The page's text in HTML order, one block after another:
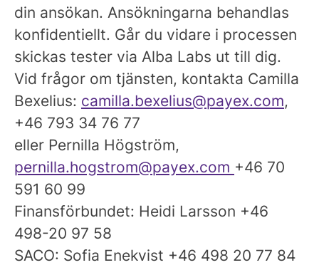
din ansökan. Ansökningarna behandlas
konfidentiellt. Går du vidare i processen
skickas tester via Alba Labs ut till dig.
Vid frågor om tjänsten, kontakta Camilla
Bexelius: camilla.bexelius@payex.com,
+46 793 34 76 77
eller Pernilla Högström,
pernilla.hogstrom@payex.com +46 70
591 60 99
Finansförbundet: Heidi Larsson +46
498-20 97 58
SACO: Sofia Enekvist +46 498 20 77 84